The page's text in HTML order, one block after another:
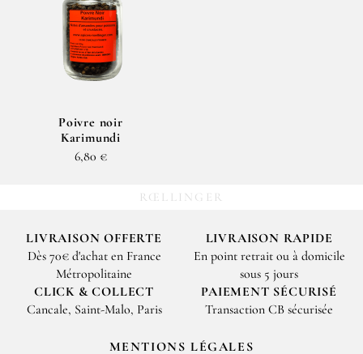
Poivre noir
Karimundi
6,80 €
RŒLLINGER
LIVRAISON OFFERTE
Dès 70€ d'achat en France
Métropolitaine
LIVRAISON RAPIDE
En point retrait ou à domicile
sous 5 jours
CLICK & COLLECT
Cancale, Saint-Malo, Paris
PAIEMENT SÉCURISÉ
Transaction CB sécurisée
MENTIONS LÉGALES